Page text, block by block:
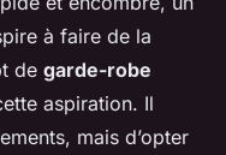
de
à faire de la
de garde-robe
aspiration. Il
mais d’opter